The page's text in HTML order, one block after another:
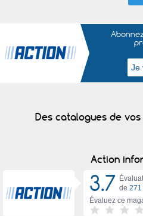
Des catalogues de
Action
3.7 de 271
Évaluez ce